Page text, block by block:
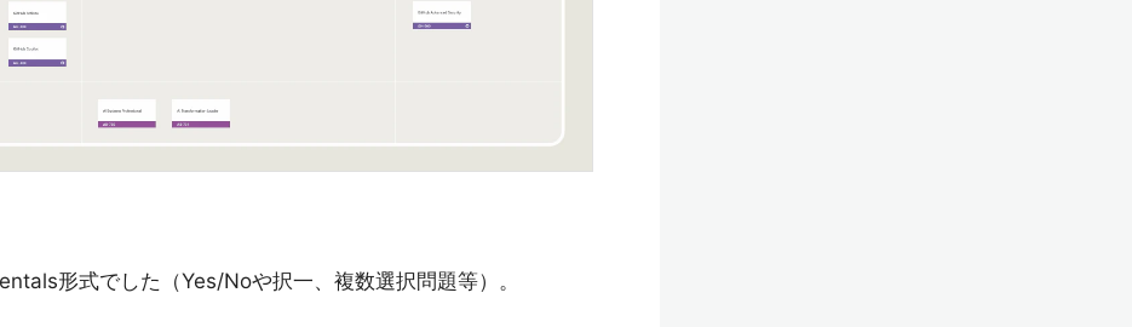
形式でした（Yes/Noや択一、複数選択問題等）。